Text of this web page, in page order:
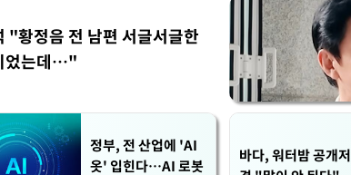
"황정음 전 남편 서글서글한
었는데…"
정부, 전 산업에 'AI
옷' 입힌다…AI 로봇
바다, 워터밤 공개저